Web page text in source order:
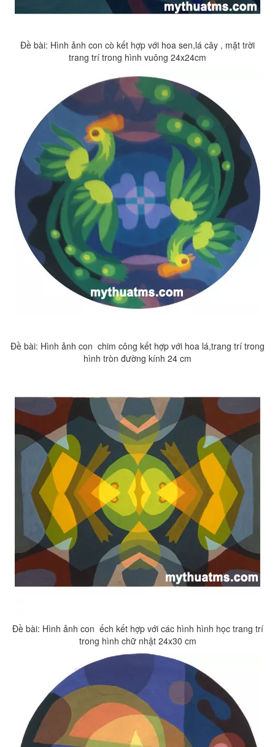
Đề bài: Hình ảnh con cò kết hợp với hoa sen,lá cây , mặt trời
trang trí trong hình vuông 24x24cm
Đề bài: Hình ảnh con chim công kết hợp với hoa lá,trang trí trong
hình tròn đường kính 24 cm
Đề bài: Hình ảnh con ếch kết hợp với các hình hình học trang trí
trong hình chữ nhật 24x30 cm